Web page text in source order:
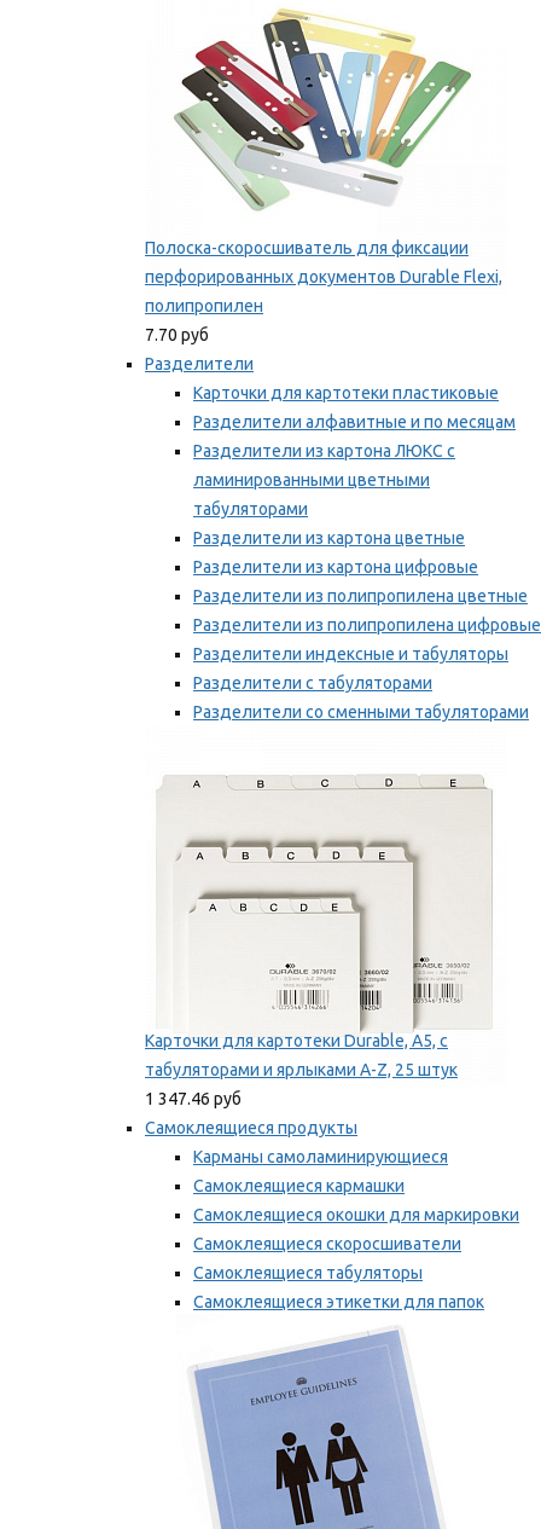
Полоска-скоросшиватель для фиксации
перфорированных документов Durable Flexi,
полипропилен
7.70 руб
Разделители
Карточки для картотеки пластиковые
Разделители алфавитные и по месяцам
Разделители из картона ЛЮКС с
ламинированными цветными
табуляторами
Разделители из картона цветные
Разделители из картона цифровые
Разделители из полипропилена цветные
Разделители из полипропилена цифровые
Разделители индексные и табуляторы
Разделители с табуляторами
Разделители со сменными табуляторами
Карточки для картотеки Durable, A5, с
табуляторами и ярлыками A-Z, 25 штук
1 347.46 руб
Самоклеящиеся продукты
Карманы самоламинирующиеся
Самоклеящиеся кармашки
Самоклеящиеся окошки для маркировки
Самоклеящиеся скоросшиватели
Самоклеящиеся табуляторы
Самоклеящиеся этикетки для папок
Таблички для маркировки
Мы рекомендуем